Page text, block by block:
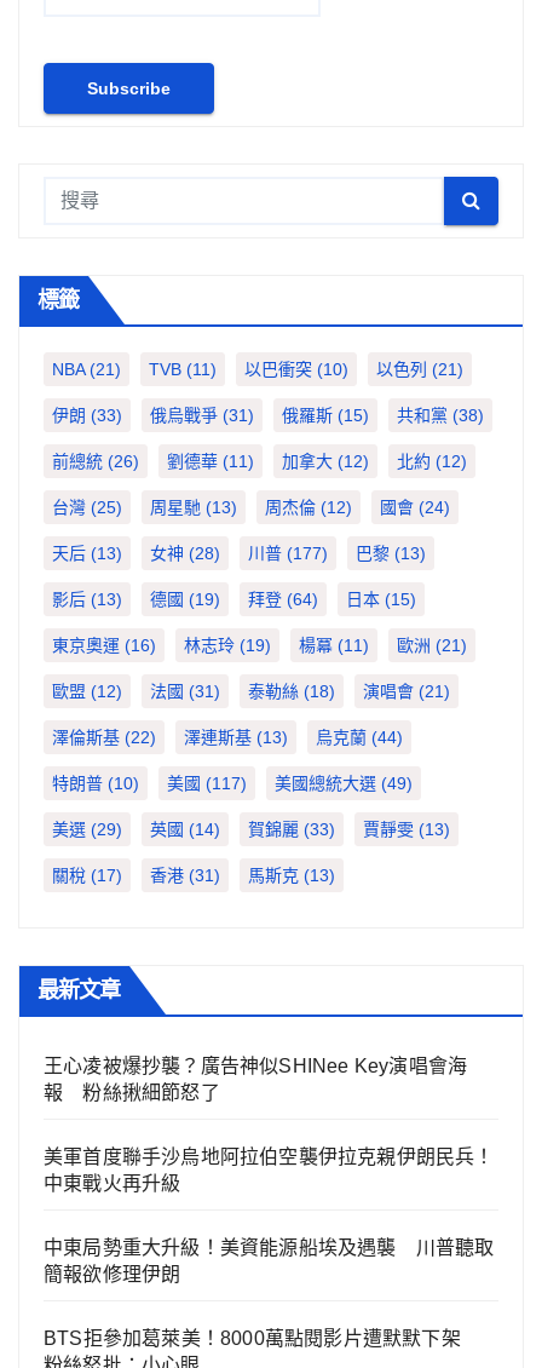
標籤
NBA(21) TVB (11) 以巴衝突 (10) 以色列 (21)
伊朗 (33) 俄烏戰爭 (31) 俄羅斯 (15) 共和黨 (38)
前總統 (26) 劉德華 (11) 加拿大 (12) 北約 (12)
台灣 (25) 周星馳 (13) 周杰倫 (12) 國會 (24)
天后 (13) 女神 (28) 川普 (177) 巴黎 (13)
影后 (13) 德國 (19) 拜登 (64) 日本 (15)
東京奧運 (16) 林志玲 (19) 楊冪 (11) 歐洲 (21)
歐盟 (12) 法國 (31) 泰勒絲 (18) 演唱會 (21)
澤倫斯基 (22) 澤連斯基 (13) 烏克蘭 (44)
特朗普 (10) 美國 (117) 美國總統大選 (49)
美選 (29) 英國 (14) 賀錦麗 (33) 賈靜雯 (13)
關稅 (17) 香港 (31) 馬斯克 (13)
最新文章
王心凌被爆抄襲？廣告神似SHINee Key演唱會海
報 粉絲揪細節怒了
美軍首度聯手沙烏地阿拉伯空襲伊拉克親伊朗民兵！
中東戰火再升級
中東局勢重大升級！美資能源船埃及遇襲 川普聽取
簡報欲修理伊朗
BTS拒參加葛萊美！8000萬點閱影片遭默默下架